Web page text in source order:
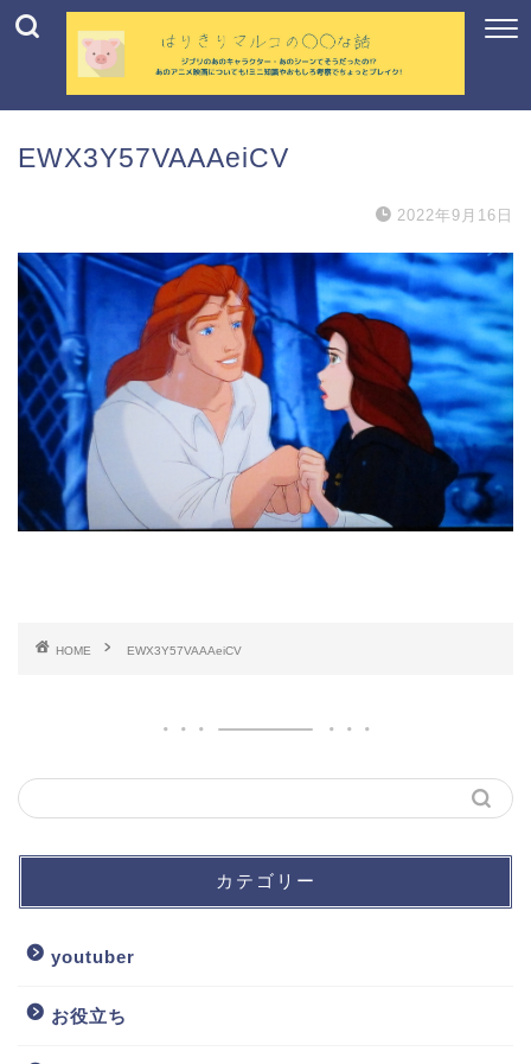
EWX3Y57VAAAeiCV
2022年9月16日
HOME EWX3Y57VAAAeiCV
カテゴリー
youtuber
お役立ち